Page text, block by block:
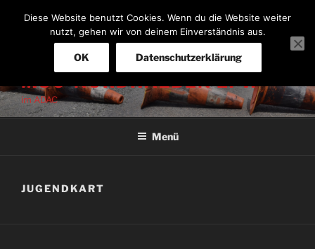
Inhalt
MSC-NORDHALBEN E. V.
im ADAC
Menü
JUGENDKART
Diese Website benutzt Cookies. Wenn du die Website weiter
nutzt, gehen wir von deinem Einverständnis aus.
OK Datenschutzerklärung